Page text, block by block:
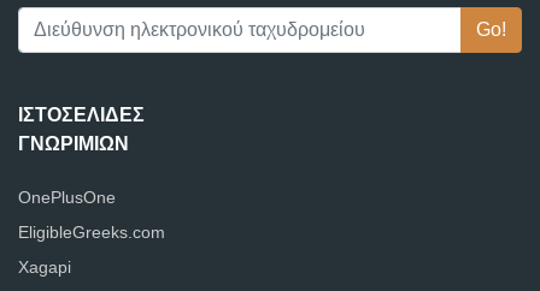
ΙΣΤΟΣΕΛΊΔΕΣ
ΓΝΩΡΙΜΙΏΝ
OnePlusOne
EligibleGreeks.com
Xagapi